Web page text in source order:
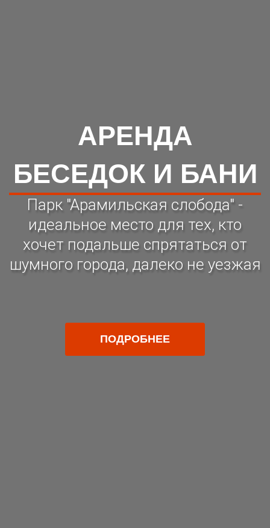
АРЕНДА
БЕСЕДОК И БАНИ
Парк "Арамильская слобода" -
идеальное место для тех, кто
хочет подальше спрятаться от
шумного города, далеко не уезжая
ПОДРОБНЕЕ